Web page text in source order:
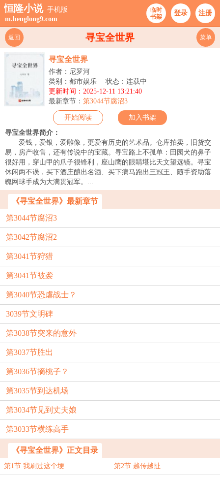
恒隆小说 手机版
m.henglong9.com
临时
书架
登录 注册
寻宝全世界
返回 菜单
寻宝全世界
作者：尼罗河
类别：都市娱乐
状态：连载中
更新时间：2025-12-11 13:21:40
最新章节： 第3044节腐沼3
开始阅读 加入书架
寻宝全世界简介：
爱钱，爱银，爱雕像，更爱有历史的艺术品。仓库拍卖，旧货交
易，房产收售，还有传说中的宝藏。寻宝路上不孤单：田园犬的鼻子
很好用，穿山甲的爪子很锋利，座山鹰的眼睛堪比天文望远镜。寻宝
休闲两不误，买下酒庄酿出名酒、买下病马跑出三冠王、随手资助落
魄网球手成为大满贯冠军。...
《寻宝全世界》最新章节
第3044节腐沼3
第3042节腐沼2
第3041节狩猎
第3041节被袭
第3040节恐虐战士？
3039节文明碑
第3038节突来的意外
第3037节胜出
第3036节摘桃子？
第3035节到达机场
第3034节见到丈夫娘
第3033节横练高手
《寻宝全世界》正文目录
第1节 我刷过这个埂 第2节 越传越扯